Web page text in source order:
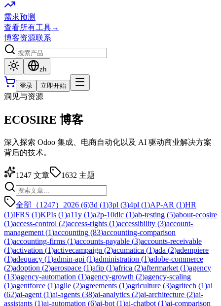
需求预测
查看所有工具→
博客资源联系
zh
登录 立即开始
洞见与资源
ECOSIRE 博客
深入探索 Odoo 集成、电商自动化以及 AI 驱动商业解决方案
背后的技术。
1247 文章 1632 主题
全部（1247） 2026 (6)3d (1)3pl (3)4pl (1)AP-AR (1)HR
(1)IFRS (1)KPIs (1)a11y (1)a2p-10dlc (1)ab-testing (5)about-ecosire
(1)access-control (2)access-rights (1)accessibility (3)account-
management (1)accounting (83)accounting-comparison
(1)accounting-firms (1)accounts-payable (3)accounts-receivable
(1)activation (1)activecampaign (2)acumatica (1)ada (2)adempiere
(1)adequacy (1)admin-api (1)administration (1)adobe-commerce
(2)adoption (2)aerospace (1)afip (1)africa (2)aftermarket (1)agency
(13)agency-automation (1)agency-growth (2)agency-scaling
(1)agentforce (1)agile (2)agreements (1)agriculture (3)agritech (1)ai
(62)ai-agent (1)ai-agents (38)ai-analytics (2)ai-architecture (2)ai-
assistants (1)ai-automation (6)ai-bot (1)ai-chatbot (1)ai-comparison